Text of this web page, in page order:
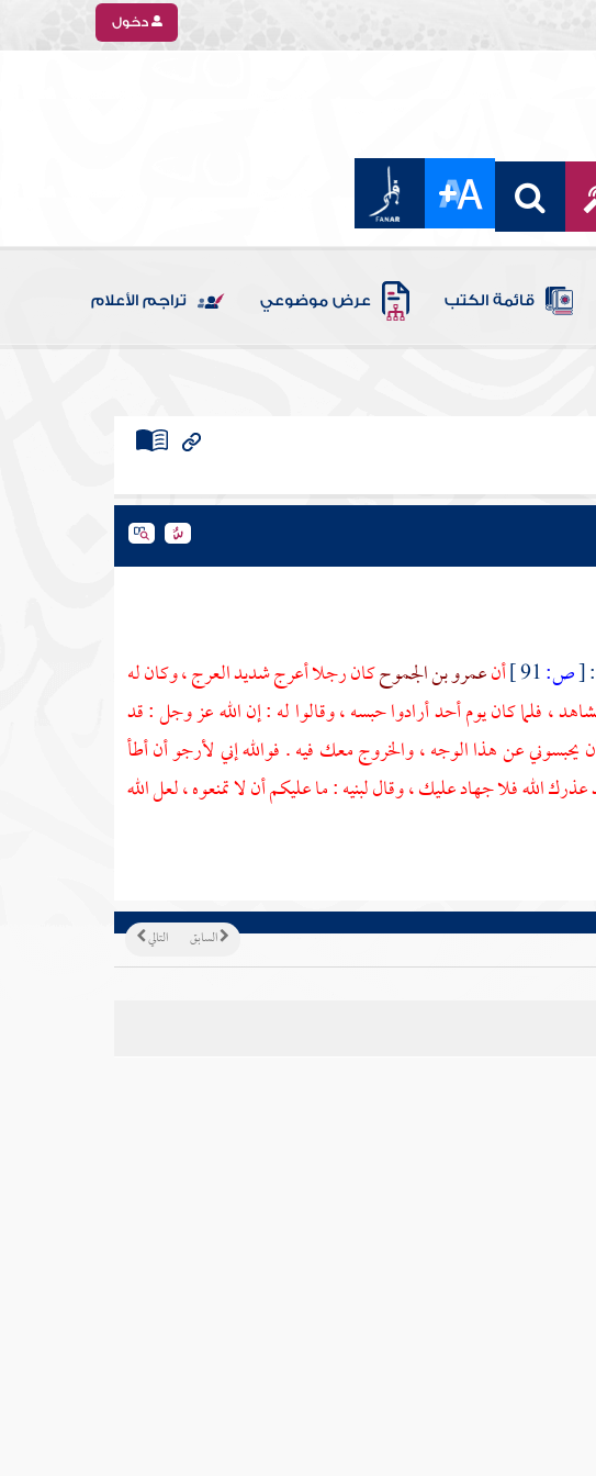
دخول
قائمة الكتب عرض موضوعي تراجم الأعلام
:
[ص: أنعمرو بن الجموحكان رجلا أعرج شديد العرج ، وكان له
، فلما كان يومأحدأرادوا حبسه ، وقالوا له : إن الله عز وجل : قد
عن هذا الوجه ، والخروج معك فيه . فوالله إني لأرجو أن أطأ
الله فلا جهاد عليك ، وقال لبنيه : ما عليكم أن لا تمنعوه ، لعل الله
التالي السابق